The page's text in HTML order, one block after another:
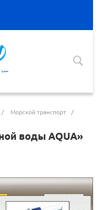
/ Морской транспорт
/
воды AQUA»